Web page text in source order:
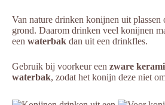
Van nature drinken konijnen uit plassen
grond. Daarom drinken veel konijnen
een waterbak dan uit een drinkfles.
Gebruik bij voorkeur een zware
waterbak, zodat het konijn deze niet